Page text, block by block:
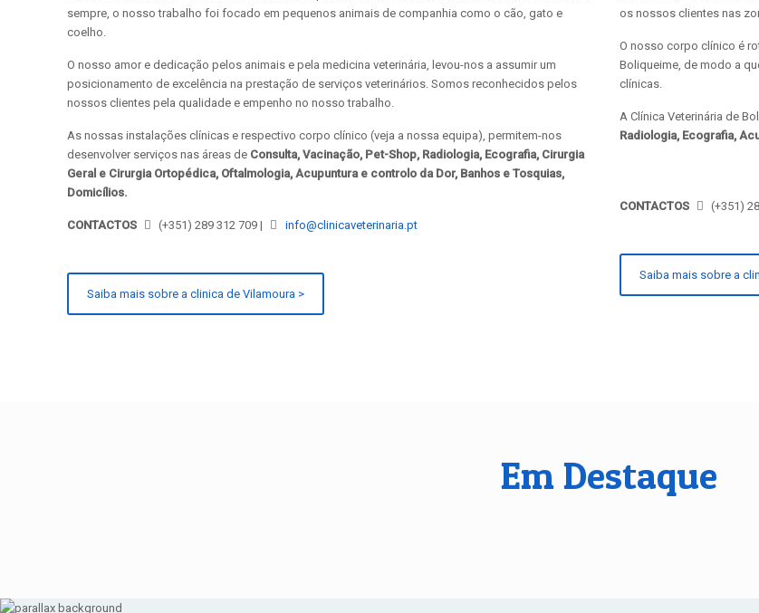
sempre, o nosso trabalho foi focado em pequenos animais de companhia como o cão, gato e
coelho.
O nosso amor e dedicação pelos animais e pela medicina veterinária, levou-nos a assumir um
posicionamento de excelência na prestação de serviços veterinários. Somos reconhecidos pelos
nossos clientes pela qualidade e empenho no nosso trabalho.
As nossas instalações clínicas e respectivo corpo clínico (veja a nossa equipa), permitem-nos
desenvolver serviços nas áreas de Consulta, Vacinação, Pet-Shop, Radiologia, Ecografia, Cirurgia
Geral e Cirurgia Ortopédica, Oftalmologia, Acupuntura e controlo da Dor, Banhos e Tosquias,
Domicílios.
CONTACTOS (+351) 289 312 709 | info@clinicaveterinaria.pt
Saiba mais sobre a clinica de Vilamoura >
os nossos clientes nas
O nosso corpo clínico é
Boliqueime, de modo a
clínicas.
A Clínica Veterinária de
Radiologia, Ecografia,
CONTACTOS (+351)
Saiba mais sobre a
Em Destaque